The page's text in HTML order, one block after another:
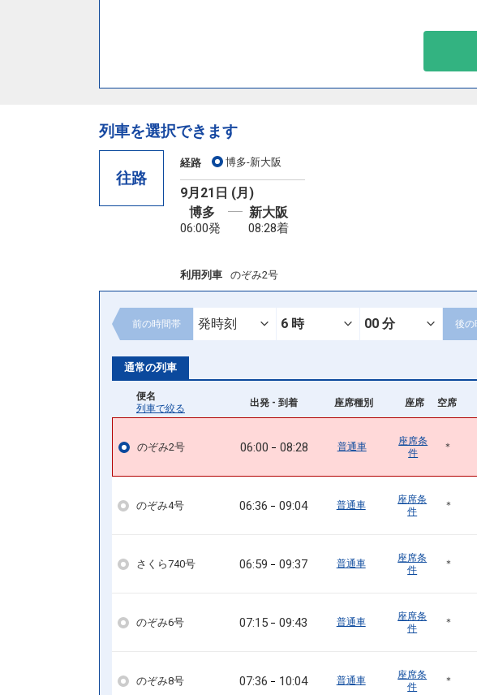
列車を選択できます
往路
経路 博多-新大阪
9月21日 (月)
博多
06:00発
新大阪
08:28着
利用列車 のぞみ2号
前の時間帯 後の
通常の列車
便名
列車で絞る
出発 - 到着 座席種別 座席 空席
のぞみ2号 06:00 08:28 普通車
座席条
件
＊
のぞみ4号 06:36 09:04 普通車
座席条
件
＊
さくら740号 06:59 09:37 普通車
座席条
件
＊
のぞみ6号 07:15 09:43 普通車
座席条
件
＊
のぞみ8号 07:36 10:04 普通車
座席条
件
＊